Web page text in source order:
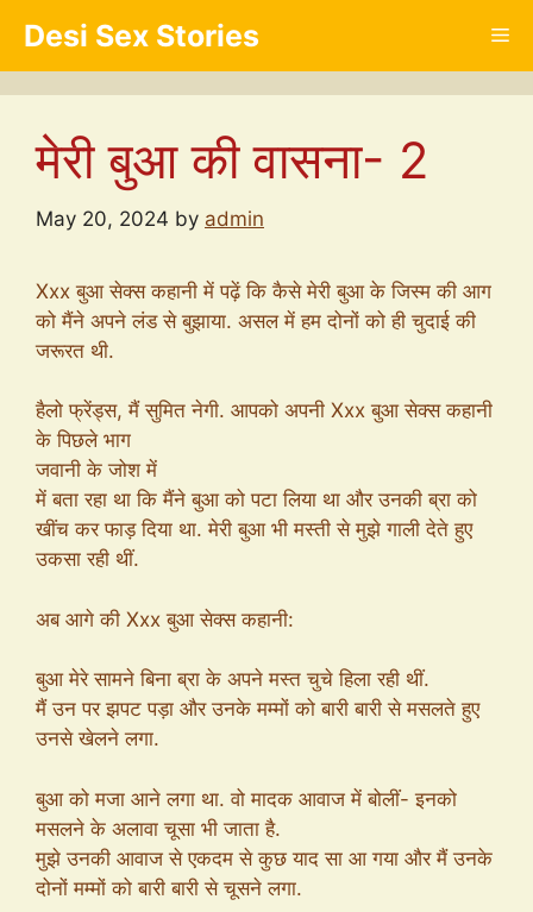
content
Desi Sex Stories
मेरी बुआ की वासना- 2
May 20, 2024 by admin
Xxx बुआ सेक्स कहानी में पढ़ें कि कैसे मेरी बुआ के जिस्म की आग
को मैंने अपने लंड से बुझाया. असल में हम दोनों को ही चुदाई की
जरूरत थी.
हैलो फ्रेंड्स, मैं सुमित नेगी. आपको अपनी Xxx बुआ सेक्स कहानी
के पिछले भाग
जवानी के जोश में
में बता रहा था कि मैंने बुआ को पटा लिया था और उनकी ब्रा को
खींच कर फाड़ दिया था. मेरी बुआ भी मस्ती से मुझे गाली देते हुए
उकसा रही थीं.
अब आगे की Xxx बुआ सेक्स कहानी:
बुआ मेरे सामने बिना ब्रा के अपने मस्त चुचे हिला रही थीं.
मैं उन पर झपट पड़ा और उनके मम्मों को बारी बारी से मसलते हुए
उनसे खेलने लगा.
बुआ को मजा आने लगा था. वो मादक आवाज में बोलीं- इनको
मसलने के अलावा चूसा भी जाता है.
मुझे उनकी आवाज से एकदम से कुछ याद सा आ गया और मैं उनके
दोनों मम्मों को बारी बारी से चूसने लगा.